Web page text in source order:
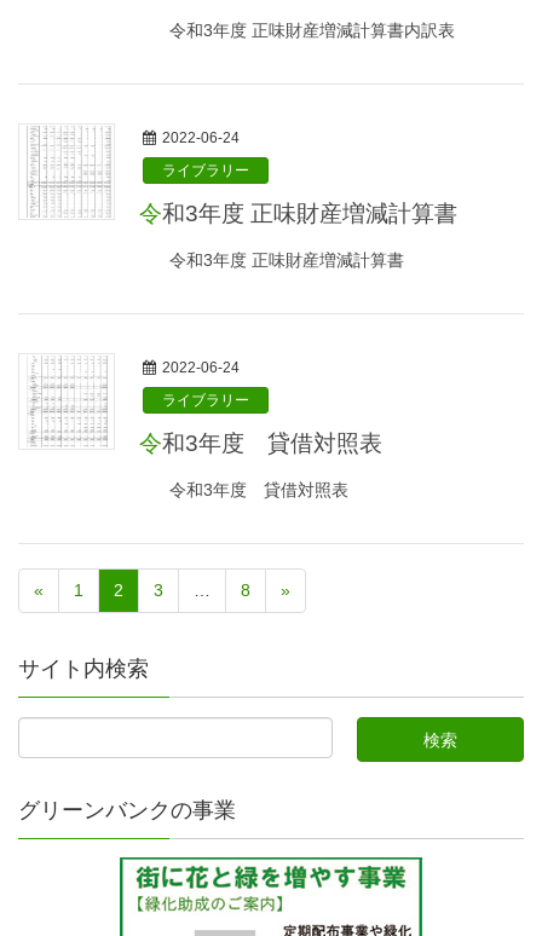
令和3年度 正味財産増減計算書内訳表
2022-06-24
ライブラリー
令和3年度 正味財産増減計算書
令和3年度 正味財産増減計算書
2022-06-24
ライブラリー
令和3年度 貸借対照表
令和3年度 貸借対照表
« 1 2 3 8 »
サイト内検索
グリーンバンクの事業